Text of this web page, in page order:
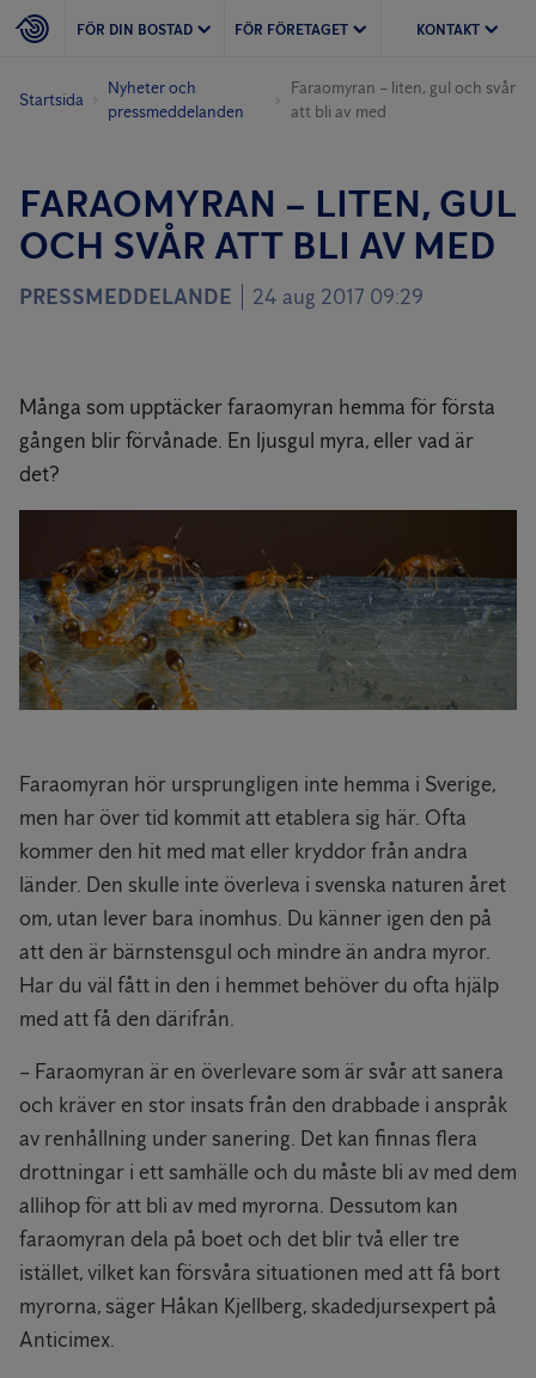
FÖR DIN BOSTAD FÖR FÖRETAGET KONTAKT
Startsida
Nyheter och
pressmeddelanden
Faraomyran – liten, gul och svår
att bli av med
FARAOMYRAN – LITEN, GUL
OCH SVÅR ATT BLI AV MED
PRESSMEDDELANDE 24 aug 2017 09:29
Många som upptäcker faraomyran hemma för första
gången blir förvånade. En ljusgul myra, eller vad är
det?
Faraomyran hör ursprungligen inte hemma i Sverige,
men har över tid kommit att etablera sig här. Ofta
kommer den hit med mat eller kryddor från andra
länder. Den skulle inte överleva i svenska naturen året
om, utan lever bara inomhus. Du känner igen den på
att den är bärnstensgul och mindre än andra myror.
Har du väl fått in den i hemmet behöver du ofta hjälp
med att få den därifrån.
– Faraomyran är en överlevare som är svår att sanera
och kräver en stor insats från den drabbade i anspråk
av renhållning under sanering. Det kan finnas flera
drottningar i ett samhälle och du måste bli av med dem
allihop för att bli av med myrorna. Dessutom kan
faraomyran dela på boet och det blir två eller tre
istället, vilket kan försvåra situationen med att få bort
myrorna, säger Håkan Kjellberg, skadedjursexpert på
Anticimex.